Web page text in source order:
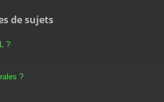
de sujets
?
?